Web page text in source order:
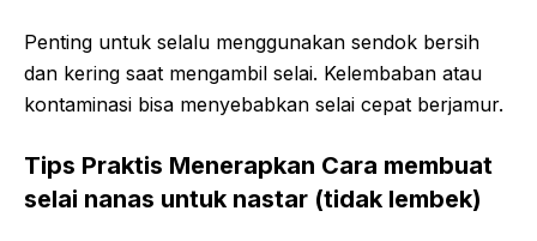
Penting untuk selalu menggunakan sendok bersih
dan kering saat mengambil selai. Kelembaban atau
kontaminasi bisa menyebabkan selai cepat berjamur.
Tips Praktis Menerapkan Cara membuat
selai nanas untuk nastar (tidak lembek)